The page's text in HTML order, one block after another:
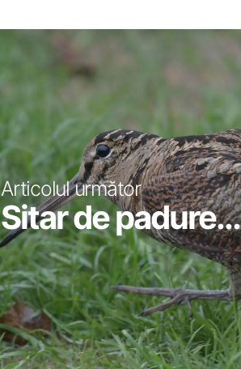
Articolul următor
Sitar de padure...